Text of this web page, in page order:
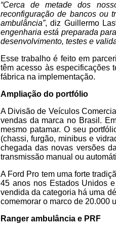
“Cerca de metade dos
reconfiguração de bancos ou
ambulância”, diz Guillermo
engenharia está preparada
desenvolvimento, testes e
Esse trabalho é feito em
têm acesso às especificações
fábrica na implementação.
Ampliação do portfólio
A Divisão de Veículos
vendas da marca no Brasil.
mesmo patamar. O seu
(chassi, furgão, minibus e
chegada das novas versões
transmissão manual ou
A Ford Pro tem uma forte
45 anos nos Estados Unidos
vendida da categoria há uma
comemorar o marco de 20.000
Ranger ambulância e PRF